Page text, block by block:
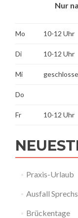
Nur
Mo 10-12 Uhr
Di 10-12 Uhr
Mi
Do
Fr 10-12 Uhr
Praxis-Urlaub
Ausfall
Brückentage